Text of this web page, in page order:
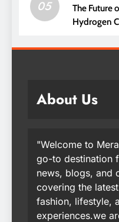
05
The Future
Hydrogen
About Us
"Welcome to
go-to destination
news, blogs, and
covering the
fashion, lifestyle,
experiences.we